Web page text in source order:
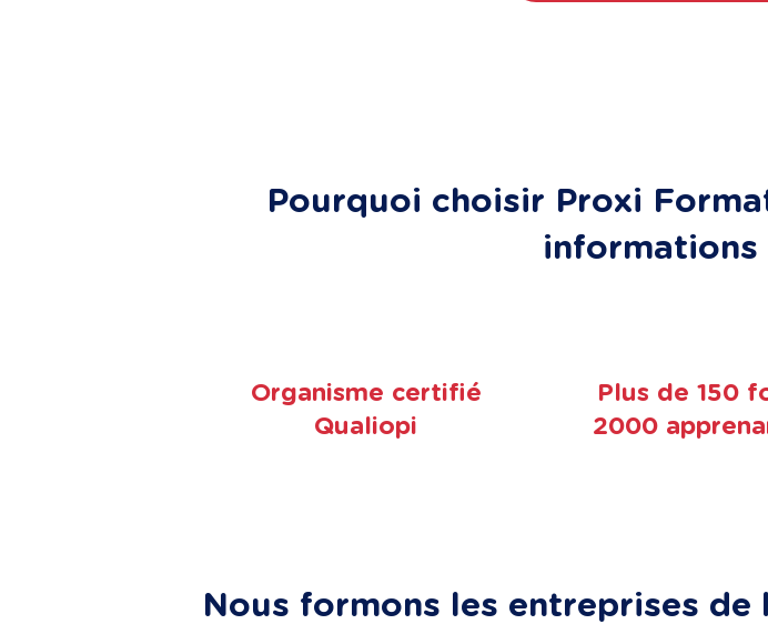
Pourquoi choisir Proxi
informations
Organisme certifié
Qualiopi
Plus de 150
2000
Nous formons les entreprises